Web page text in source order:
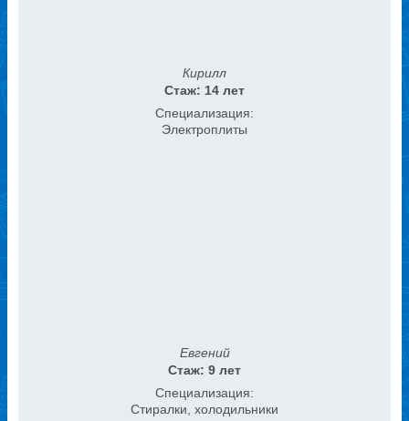
Кирилл
Стаж: 14 лет
Специализация:
Электроплиты
Евгений
Стаж: 9 лет
Специализация:
Стиралки, холодильники